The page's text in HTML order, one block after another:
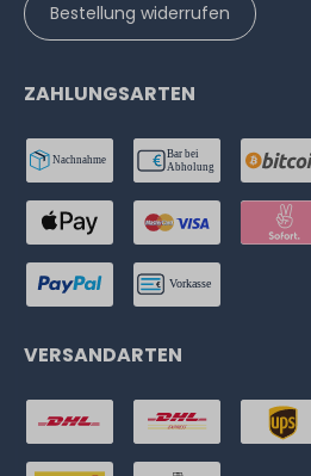
Bestellung widerrufen
ZAHLUNGSARTEN
VERSANDARTEN